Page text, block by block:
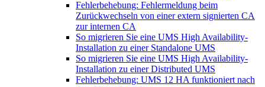
Fehlerbehebung: Fehlermeldung beim
Zurückwechseln von einer extern signierten CA
zur internen CA
So migrieren Sie eine UMS High Availability-
Installation zu einer Standalone UMS
So migrieren Sie eine UMS High Availability-
Installation zu einer Distributed UMS
Fehlerbehebung: UMS 12 HA funktioniert nach